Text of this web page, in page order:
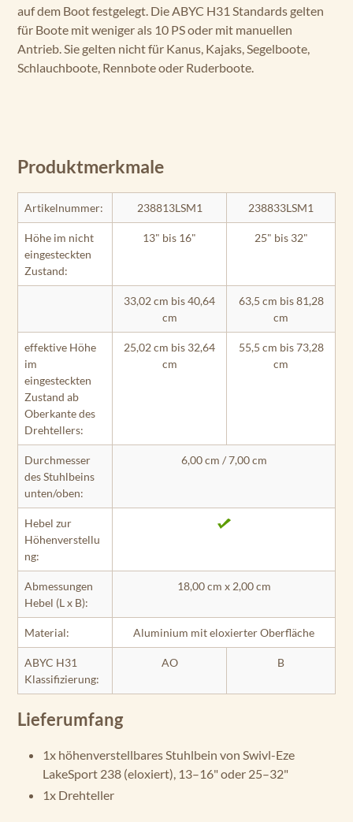
auf dem Boot festgelegt. Die ABYC H31 Standards gelten
für Boote mit weniger als 10 PS oder mit manuellen
Antrieb. Sie gelten nicht für Kanus, Kajaks, Segelboote,
Schlauchboote, Rennbote oder Ruderboote.
Produktmerkmale
Artikelnummer: 238813LSM1 238833LSM1
Höhe im nicht
eingesteckten
Zustand:
13" bis 16" 25" bis 32"
33,02 cm bis 40,64
cm
63,5 cm bis 81,28
cm
effektive Höhe
im
eingesteckten
Zustand ab
Oberkante des
Drehtellers:
25,02 cm bis 32,64
cm
55,5 cm bis 73,28
cm
Durchmesser
des Stuhlbeins
unten/oben:
6,00 cm / 7,00 cm
Hebel zur
Höhenverstellu
ng:
Abmessungen
Hebel (L x B):
18,00 cm x 2,00 cm
Material: Aluminium mit eloxierter Oberfläche
ABYC H31
Klassifizierung:
AO B
Lieferumfang
1x höhenverstellbares Stuhlbein von Swivl-Eze
LakeSport 238 (eloxiert), 13–16" oder 25–32"
1x Drehteller